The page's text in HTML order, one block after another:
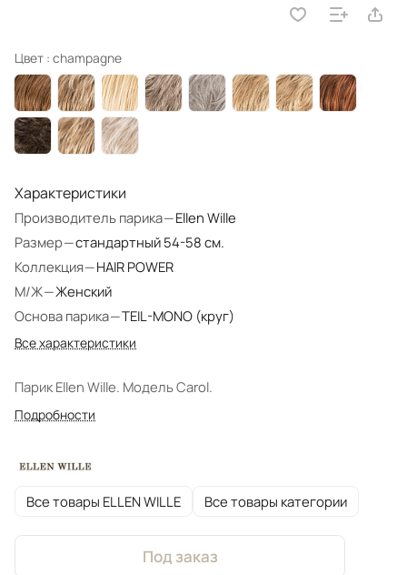
Цвет : champagne
Характеристики
Производитель парика—Ellen Wille
Размер—стандартный 54-58 см.
Коллекция—HAIR POWER
М/Ж—Женский
Основа парика—TEIL-MONO (круг)
Все характеристики
Парик Ellen Wille. Модель Carol.
Подробности
Все товары ELLEN WILLE Все товары категории
Под заказ